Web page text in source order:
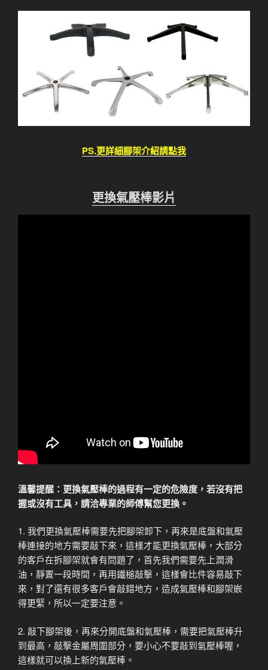
PS.更詳細腳架介紹請點我
更換氣壓棒影片
溫馨提醒：更換氣壓棒的過程有一定的危險度，若沒有把
握或沒有工具，請洽專業的師傅幫您更換。
1. 我們更換氣壓棒需要先把腳架卸下，再來是底盤和氣壓
棒連接的地方需要敲下來，這樣才能更換氣壓棒，大部分
的客戶在拆腳架就會有問題了，首先我們需要先上潤滑
油，靜置一段時間，再用鐵槌敲擊，這樣會比件容易敲下
來，對了還有很多客戶會敲錯地方，造成氣壓棒和腳架嵌
得更緊，所以一定要注意。
2. 敲下腳架後，再來分開底盤和氣壓棒，需要把氣壓棒升
到最高，敲擊金屬周圍部分，要小心不要敲到氣壓棒喔，
這樣就可以換上新的氣壓棒。